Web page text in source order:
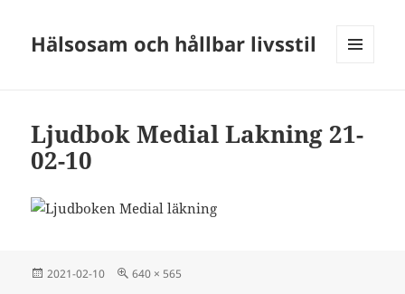
Hälsosam och hållbar livsstil
Ljudbok Medial Lakning 21-
02-10
Postat
2021-02-10
Full
640 × 565